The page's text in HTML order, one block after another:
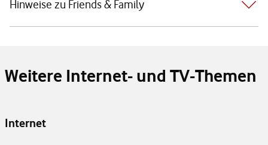
Hinweise zu Friends & Family
Weitere Internet- und TV-Themen
Internet